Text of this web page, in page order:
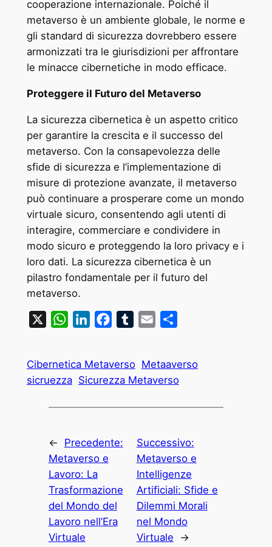
cooperazione internazionale. Poiché il
metaverso è un ambiente globale, le norme e
gli standard di sicurezza dovrebbero essere
armonizzati tra le giurisdizioni per affrontare
le minacce cibernetiche in modo efficace.
Proteggere il Futuro del Metaverso
La sicurezza cibernetica è un aspetto critico
per garantire la crescita e il successo del
metaverso. Con la consapevolezza delle
sfide di sicurezza e l’implementazione di
misure di protezione avanzate, il metaverso
può continuare a prosperare come un mondo
virtuale sicuro, consentendo agli utenti di
interagire, commerciare e condividere in
modo sicuro e proteggendo la loro privacy e i
loro dati. La sicurezza cibernetica è un
pilastro fondamentale per il futuro del
metaverso.
WhatsAppLinkedInFacebookTumblrEmail
Cibernetica Metaverso Metaaverso
sicruezza Sicurezza Metaverso
←
Precedente:
Metaverso e
Lavoro: La
Trasformazione
del Mondo del
Lavoro nell’Era
Virtuale
Successivo:
Metaverso e
Intelligenze
Artificiali: Sfide e
Dilemmi Morali
nel Mondo
Virtuale
→